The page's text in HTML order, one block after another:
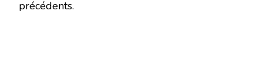
précédents.